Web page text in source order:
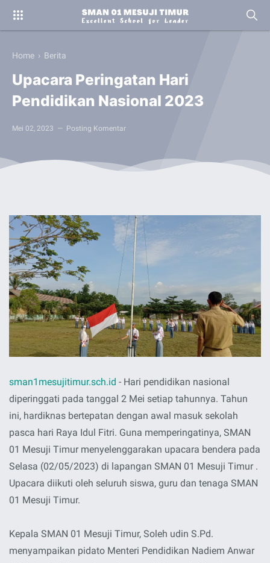
Home › Berita
Upacara Peringatan Hari
Pendidikan Nasional 2023
Mei 02, 2023 Posting Komentar
sman1mesujitimur.sch.id - Hari pendidikan nasional
diperinggati pada tanggal 2 Mei setiap tahunnya. Tahun
ini, hardiknas bertepatan dengan awal masuk sekolah
pasca hari Raya Idul Fitri. Guna memperingatinya, SMAN
01 Mesuji Timur menyelenggarakan upacara bendera pada
Selasa (02/05/2023) di lapangan SMAN 01 Mesuji Timur .
Upacara diikuti oleh seluruh siswa, guru dan tenaga SMAN
01 Mesuji Timur.
Kepala SMAN 01 Mesuji Timur, Soleh udin S.Pd.
menyampaikan pidato Menteri Pendidikan Nadiem Anwar